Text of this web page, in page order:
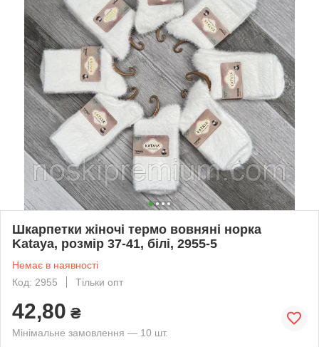
Шкарпетки жіночі термо вовняні норка
Kataya, розмір 37-41, білі, 2955-5
Немає в наявності
Код: 2955
Тільки опт
42,80 ₴
Мінімальне замовлення — 10 шт.